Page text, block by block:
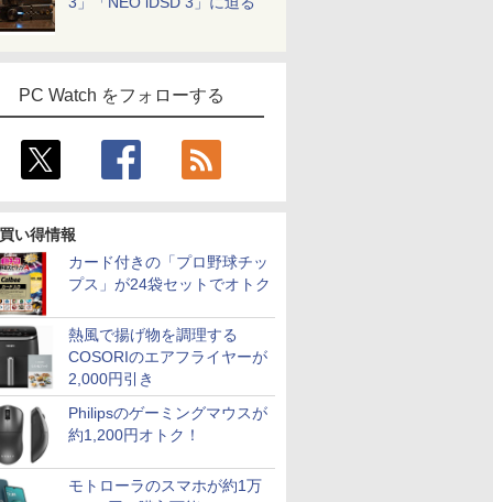
PC Watch をフォローする
い得情報
カード付きの「プロ野球チッ
プス」が24袋セットでオトク
熱風で揚げ物を調理する
COSORIのエアフライヤーが
2,000円引き
Philipsのゲーミングマウスが
約1,200円オトク！
モトローラのスマホが約1万